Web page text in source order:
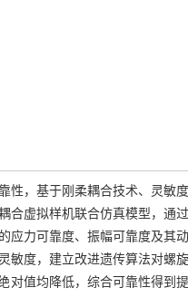
，基于刚柔耦合技术、灵敏
虚拟样机联合仿真模型，通
力可靠度、振幅可靠度及其
敏度，建立改进遗传算法对螺
对值均降低，综合可靠性得到